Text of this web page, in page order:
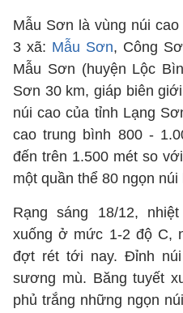
Mẫu Sơn là vùng núi
3 xã: Mẫu Sơn, Công
Mẫu Sơn (huyện Lộc
Sơn 30 km, giáp biên
núi cao của tỉnh Lạng
cao trung bình 800 -
đến trên 1.500 mét so
một quần thể 80 ngọn núi
Rạng sáng 18/12,
xuống ở mức 1-2 độ C,
đợt rét tới nay. Đỉnh
sương mù. Băng tuyết
phủ trắng những ngọn